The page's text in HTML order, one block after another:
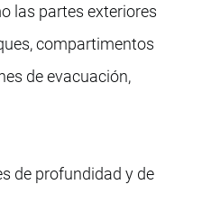
las partes exteriores
compartimentos
de evacuación,
de profundidad y de